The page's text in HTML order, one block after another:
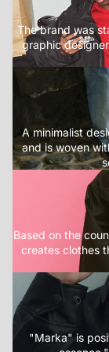
The brand was
graphic
A minimalist
and is woven
Based on the
creates clothes
"Marka" is